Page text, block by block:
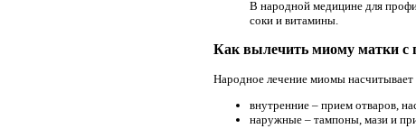
В народной медицине для
соки и витамины.
Как вылечить миому матки с
Народное лечение миомы
внутренние – прием отваров,
наружные – тампоны, мази и